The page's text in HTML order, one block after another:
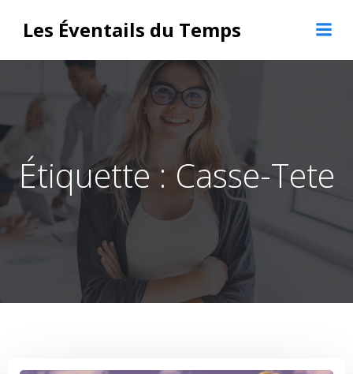
au
contenu
Les Éventails du Temps
Étiquette :Casse-Tete